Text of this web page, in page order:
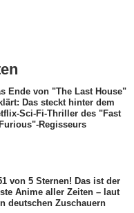
Ende von "The Last House"
Das steckt hinter dem
Sci-Fi-Thriller des "Fast
Regisseurs
von 5 Sternen! Das ist der
Anime aller Zeiten – laut
deutschen Zuschauern